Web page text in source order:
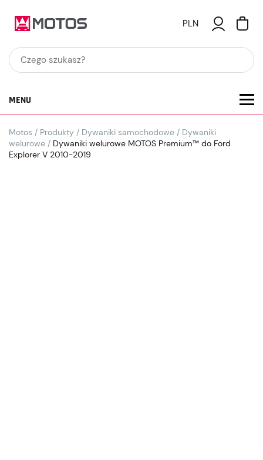
PLN
MENU
Motos / Produkty / Dywaniki samochodowe / Dywaniki
welurowe / Dywaniki welurowe MOTOS Premium™ do Ford
Explorer V 2010-2019